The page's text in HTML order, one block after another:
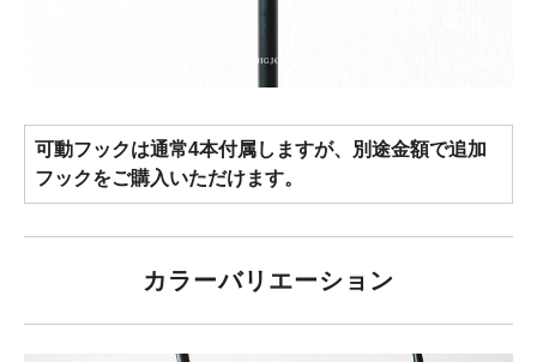
可動フックは通常4本付属しますが、別途金額で追加
フックをご購入いただけます。
カラーバリエーション